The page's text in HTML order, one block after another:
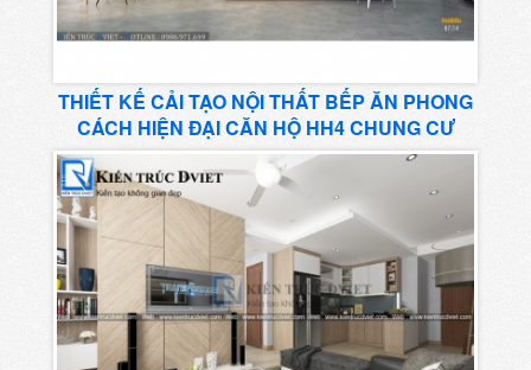
THIẾT KẾ CẢI TẠO NỘI THẤT BẾP ĂN PHONG
CÁCH HIỆN ĐẠI CĂN HỘ HH4 CHUNG CƯ
LINH ĐÀM